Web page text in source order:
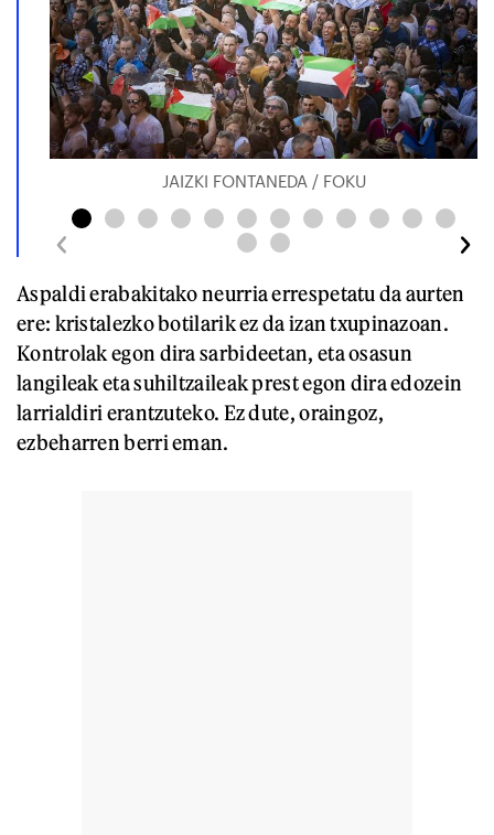
JAIZKI FONTANEDA / FOKU
Aspaldi erabakitako neurria errespetatu da aurten
ere: kristalezko botilarik ez da izan txupinazoan.
Kontrolak egon dira sarbideetan, eta osasun
langileak eta suhiltzaileak prest egon dira edozein
larrialdiri erantzuteko. Ez dute, oraingoz,
ezbeharren berri eman.